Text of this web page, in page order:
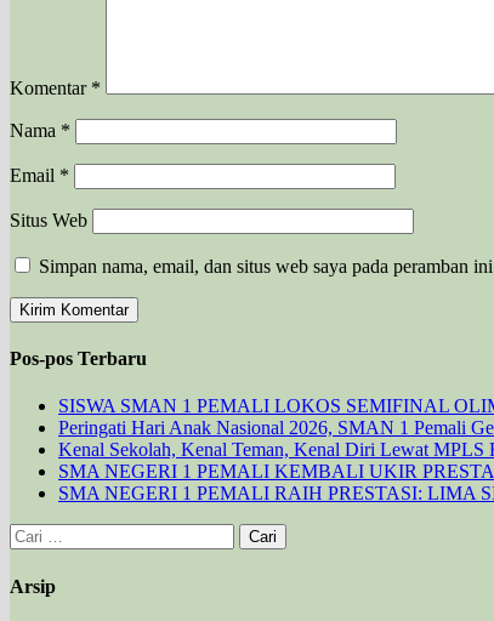
Komentar *
Nama *
Email *
Situs Web
Simpan nama, email, dan situs web saya pada peramban
Pos-pos Terbaru
SISWA SMAN 1 PEMALI LOKOS SEMIFINAL
Peringati Hari Anak Nasional 2026, SMAN 1 Pemali
Kenal Sekolah, Kenal Teman, Kenal Diri Lewat MPLS
SMA NEGERI 1 PEMALI KEMBALI UKIR
SMA NEGERI 1 PEMALI RAIH PRESTASI: LIMA
Cari
untuk:
Arsip